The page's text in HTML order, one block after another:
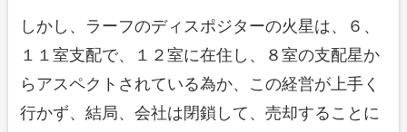
しかし、ラーフのディスポジターの火星は、６、
１１室支配で、１２室に在住し、８室の支配星か
らアスペクトされている為か、この経営が上手く
行かず、結局、会社は閉鎖して、売却することに